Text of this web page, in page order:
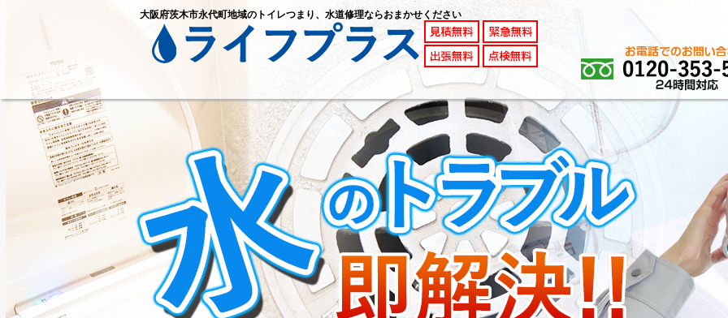
大阪府茨木市永代町地域のトイレつまり、水道修理ならおまかせください